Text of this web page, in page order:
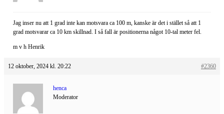
Jag inser nu att 1 grad inte kan motsvara ca 100 m, kanske är det i stället så att 1
grad motsvarar ca 10 km skillnad. I så fall är positionerna något 10-tal meter fel.
m v h Henrik
12 oktober, 2024 kl. 20:22 #2360
henca
Moderator